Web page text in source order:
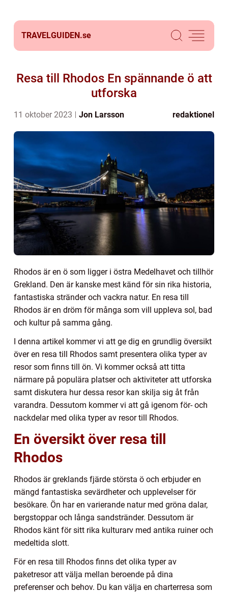
TRAVELGUIDEN.se
Resa till Rhodos En spännande ö att
utforska
11 oktober 2023 Jon Larsson redaktionel
Rhodos är en ö som ligger i östra Medelhavet och tillhör
Grekland. Den är kanske mest känd för sin rika historia,
fantastiska stränder och vackra natur. En resa till
Rhodos är en dröm för många som vill uppleva sol, bad
och kultur på samma gång.
I denna artikel kommer vi att ge dig en grundlig översikt
över en resa till Rhodos samt presentera olika typer av
resor som finns till ön. Vi kommer också att titta
närmare på populära platser och aktiviteter att utforska
samt diskutera hur dessa resor kan skilja sig åt från
varandra. Dessutom kommer vi att gå igenom för- och
nackdelar med olika typer av resor till Rhodos.
En översikt över resa till
Rhodos
Rhodos är greklands fjärde största ö och erbjuder en
mängd fantastiska sevärdheter och upplevelser för
besökare. Ön har en varierande natur med gröna dalar,
bergstoppar och långa sandstränder. Dessutom är
Rhodos känt för sitt rika kulturarv med antika ruiner och
medeltida slott.
För en resa till Rhodos finns det olika typer av
paketresor att välja mellan beroende på dina
preferenser och behov. Du kan välja en charterresa som